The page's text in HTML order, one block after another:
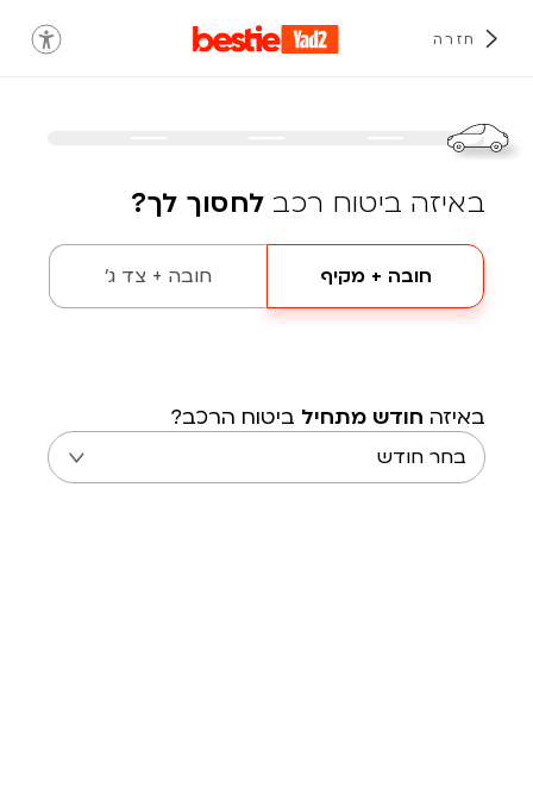
חזרה
באיזה ביטוח רכב לחסוך לך?
חובה + מקיף חובה + צד ג'
באיזה חודש מתחיל ביטוח הרכב?